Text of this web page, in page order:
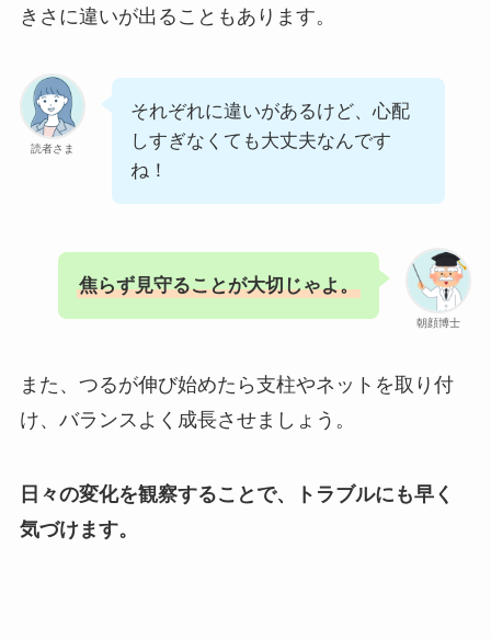
きさに違いが出ることもあります。
読者さま
それぞれに違いがあるけど、心配
しすぎなくても大丈夫なんです
ね！
朝顔博士
焦らず見守ることが大切じゃよ。
また、つるが伸び始めたら支柱やネットを取り付
け、バランスよく成長させましょう。
日々の変化を観察することで、トラブルにも早く
気づけます。